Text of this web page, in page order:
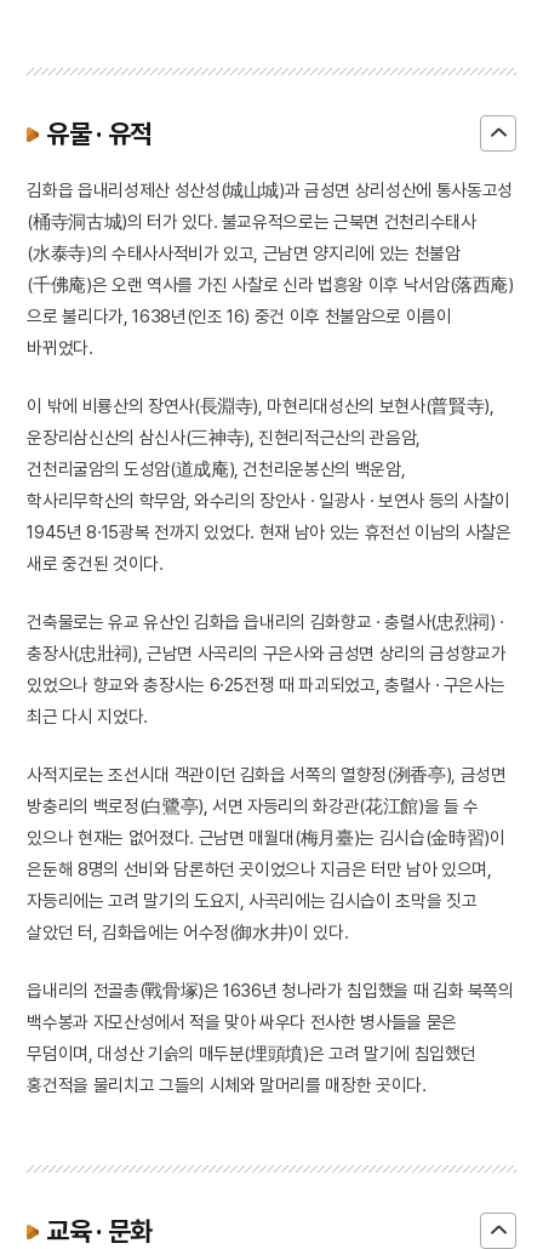
유물 · 유적
김화읍 읍내리성제산 성산성(城山城)과 금성면 상리성산에 통사동고성
(桶寺洞古城)의 터가 있다. 불교유적으로는 근북면 건천리수태사
(水泰寺)의 수태사사적비가 있고, 근남면 양지리에 있는 천불암
(千佛庵)은 오랜 역사를 가진 사찰로 신라 법흥왕 이후 낙서암(落西庵)
으로 불리다가, 1638년(인조 16) 중건 이후 천불암으로 이름이
바뀌었다.
이 밖에 비룡산의 장연사(長淵寺), 마현리대성산의 보현사(普賢寺),
운장리삼신산의 삼신사(三神寺), 진현리적근산의 관음암,
건천리굴암의 도성암(道成庵), 건천리운봉산의 백운암,
학사리무학산의 학무암, 와수리의 장안사 · 일광사 · 보연사 등의 사찰이
1945년 8·15광복 전까지 있었다. 현재 남아 있는 휴전선 이남의 사찰은
새로 중건된 것이다.
건축물로는 유교 유산인 김화읍 읍내리의 김화향교 · 충렬사(忠烈祠) ·
충장사(忠壯祠), 근남면 사곡리의 구은사와 금성면 상리의 금성향교가
있었으나 향교와 충장사는 6·25전쟁 때 파괴되었고, 충렬사 · 구은사는
최근 다시 지었다.
사적지로는 조선시대 객관이던 김화읍 서쪽의 열향정(洌香亭), 금성면
방충리의 백로정(白鷺亭), 서면 자등리의 화강관(花江館)을 들 수
있으나 현재는 없어졌다. 근남면 매월대(梅月臺)는 김시습(金時習)이
은둔해 8명의 선비와 담론하던 곳이었으나 지금은 터만 남아 있으며,
자등리에는 고려 말기의 도요지, 사곡리에는 김시습이 초막을 짓고
살았던 터, 김화읍에는 어수정(御水井)이 있다.
읍내리의 전골총(戰骨塚)은 1636년 청나라가 침입했을 때 김화 북쪽의
백수봉과 자모산성에서 적을 맞아 싸우다 전사한 병사들을 묻은
무덤이며, 대성산 기슭의 매두분(埋頭墳)은 고려 말기에 침입했던
홍건적을 물리치고 그들의 시체와 말머리를 매장한 곳이다.
교육 · 문화